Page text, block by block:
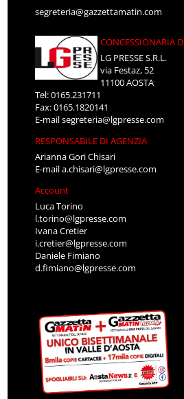
segreteria@gazzettamatin.com
CONCESSIONARIA
LG PRESSE S.R.L.
via Festaz, 52
11100 AOSTA
Tel: 0165.231711
Fax: 0165.1820141
E-mailsegreteria@lgpresse.com
RESPONSABILE DI AGENZIA
Arianna Gori Chisari
E-maila.chisari@lgpresse.com
Account
Luca Torino
l.torino@lgpresse.com
Ivana Cretier
i.cretier@lgpresse.com
Daniele Fimiano
d.fimiano@lgpresse.com